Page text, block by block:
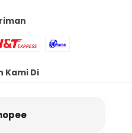
Kami Di